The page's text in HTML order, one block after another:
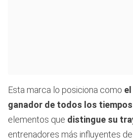
Esta marca lo posiciona como
ganador de todos los tiempos
elementos que distingue su
entrenadores más influyentes